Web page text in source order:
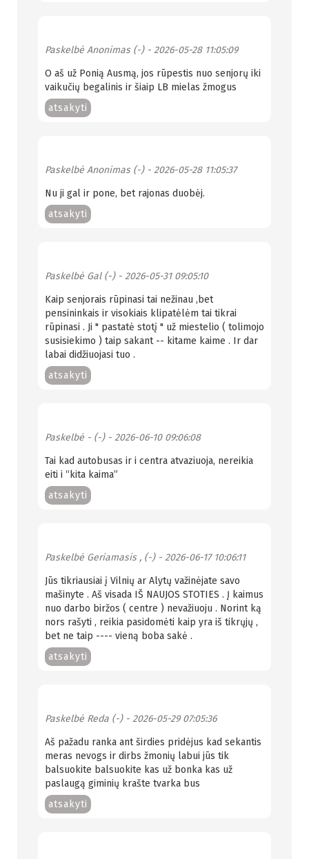
Paskelbė Anonimas (-)- 2026-05-28 11:05:09
O aš už Ponią Ausmą, jos rūpestis nuo senjorų iki
vaikučių begalinis ir šiaip LB mielas žmogus
atsakyti
Paskelbė Anonimas (-)- 2026-05-28 11:05:37
Nu ji gal ir pone, bet rajonas duobėj.
atsakyti
Paskelbė Gal (-)- 2026-05-31 09:05:10
Kaip senjorais rūpinasi tai nežinau ,bet
pensininkais ir visokiais klipatėlėm tai tikrai
rūpinasi . Ji " pastatė stotį " už miestelio ( tolimojo
susisiekimo ) taip sakant -- kitame kaime . Ir dar
labai didžiuojasi tuo .
atsakyti
Paskelbė - (-)- 2026-06-10 09:06:08
Tai kad autobusas ir i centra atvaziuoja, nereikia
eiti i “kita kaima”
atsakyti
Paskelbė Geriamasis , (-)- 2026-06-17 10:06:11
Jūs tikriausiai į Vilnių ar Alytų važinėjate savo
mašinyte . Aš visada IŠ NAUJOS STOTIES . Į kaimus
nuo darbo biržos ( centre ) nevažiuoju . Norint ką
nors rašyti , reikia pasidomėti kaip yra iš tikrųjų ,
bet ne taip ---- vieną boba sakė .
atsakyti
Paskelbė Reda (-)- 2026-05-29 07:05:36
Aš pažadu ranka ant širdies pridėjus kad sekantis
meras nevogs ir dirbs žmonių labui jūs tik
balsuokite balsuokite kas už bonka kas už
paslaugą giminių krašte tvarka bus
atsakyti